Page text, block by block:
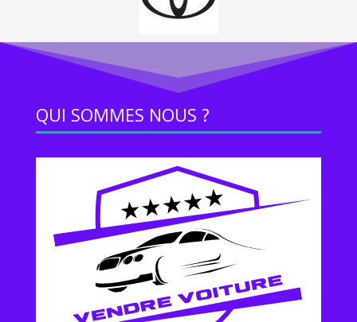
QUI SOMMES NOUS ?